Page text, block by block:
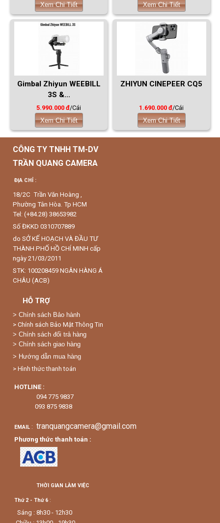
Xem Chi Tiết
Xem Chi Tiết
Gimbal Zhiyun WEEBILL
3S &...
5.990.000 đ/Cái
Xem Chi Tiết
ZHIYUN CINEPEER CQ5
1.690.000 đ/Cái
Xem Chi Tiết
CÔNG TY TNHH TM-DV
TRẦN QUANG CAMERA
ĐỊA CHỈ :
18/2C Trần Văn Hoàng ,
Phường Tân Hòa. Tp HCM
Tel: (+84.28) 38653982
Số ĐKKD 0310707889
do SỞ KẾ HOẠCH VÀ ĐẦU TƯ
THÀNH PHỐ HỒ CHÍ MINH cấp
ngày 21/03/2011
STK: 100208459 NGÂN HÀNG Á
CHÂU (ACB)
HỖ TRỢ
> Chính sách Bảo hành
> Chính sách Bảo Mật Thông Tin
> Chính sách đổi trả hàng
> Chính sách giao hàng
> Hướng dẫn mua hàng
> Hình thức thanh toán
HOTLINE :
094 775 9837
093 875 9838
EMAIL : tranquangcamera@gmail.com
Phương thức thanh toán :
THỜI GIAN LÀM VIỆC
Thứ 2 - Thứ 6 :
Sáng : 8h30 - 12h30